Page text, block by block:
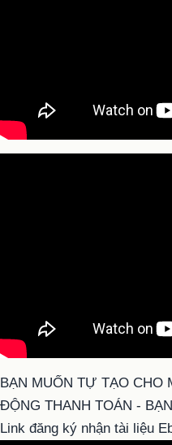
BẠN MUỐN TỰ TẠO CHO
ĐỘNG THANH TOÁN -
Link đăng ký nhận tài liệu